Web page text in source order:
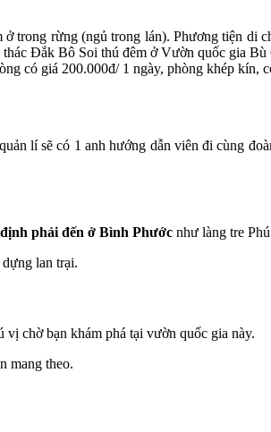
trong rừng (ngủ trong lán). Phương tiện di
Đắk Bô Soi thú đêm ở Vườn quốc gia Bù
có giá 200.000đ/ 1 ngày, phòng khép kín,
lí sẽ có 1 anh hướng dẫn viên đi cùng
phải đến ở Bình Phước như làng tre
lan trại.
chờ bạn khám phá tại vườn quốc gia này.
mang theo.